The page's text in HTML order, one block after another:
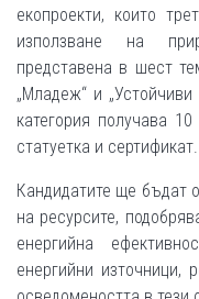
екопроекти, които
използване на
представена в шест
„Младеж“ и
категория получава
статуетка и сертификат.
Кандидатите ще бъдат
на ресурсите,
енергийна
енергийни източници,